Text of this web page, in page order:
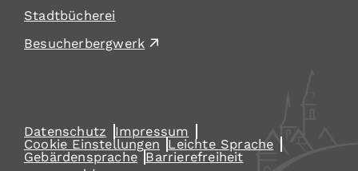
Stadtbücherei
Besucherbergwerk
Datenschutz
Impressum
Cookie Einstellungen
Leichte Sprache
Gebärdensprache Barrierefreiheit